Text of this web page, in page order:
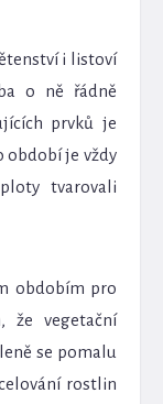
i listoví
o ně řádně
prvků je
období je vždy
tvarovali
obdobím pro
že vegetační
se pomalu
rostlin